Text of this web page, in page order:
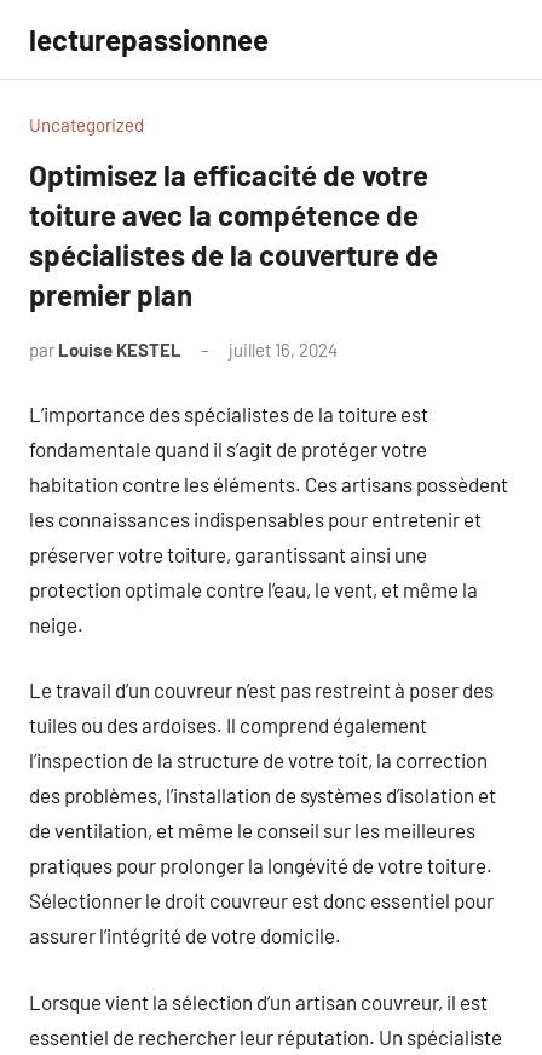
contenu
lecturepassionnee
Uncategorized
Optimisez la efficacité de votre
toiture avec la compétence de
spécialistes de la couverture de
premier plan
par Louise KESTEL juillet 16, 2024
L’importance des spécialistes de la toiture est
fondamentale quand il s’agit de protéger votre
habitation contre les éléments. Ces artisans possèdent
les connaissances indispensables pour entretenir et
préserver votre toiture, garantissant ainsi une
protection optimale contre l’eau, le vent, et même la
neige.
Le travail d’un couvreur n’est pas restreint à poser des
tuiles ou des ardoises. Il comprend également
l’inspection de la structure de votre toit, la correction
des problèmes, l’installation de systèmes d’isolation et
de ventilation, et même le conseil sur les meilleures
pratiques pour prolonger la longévité de votre toiture.
Sélectionner le droit couvreur est donc essentiel pour
assurer l’intégrité de votre domicile.
Lorsque vient la sélection d’un artisan couvreur, il est
essentiel de rechercher leur réputation. Un spécialiste